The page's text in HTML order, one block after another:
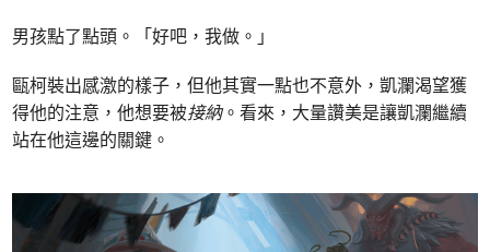
男孩點了點頭。「好吧，我做。」
甌柯裝出感激的樣子，但他其實一點也不意外，凱瀾渴望獲
得他的注意，他想要被接納。看來，大量讚美是讓凱瀾繼續
站在他這邊的關鍵。